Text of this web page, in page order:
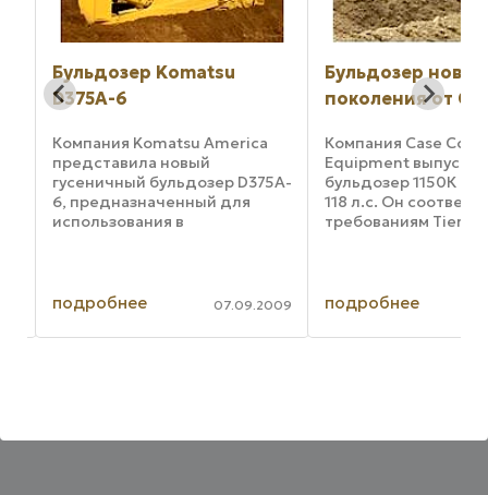
Бульдозер Komatsu
D375A-6
Компания Komatsu America
представила новый
гусеничный бульдозер D375A-
6, предназначенный для
использования в
бульдозере,
запросов и пожеланий
подробнее 07.09.2009
Бульдозер нового
поколения от Case
Компания Case
Equipment выпустила
бульдозер 1150К
118 л.с. Он соответствует
требованиям Tier3 и
бульдозера 1150К
подробнее